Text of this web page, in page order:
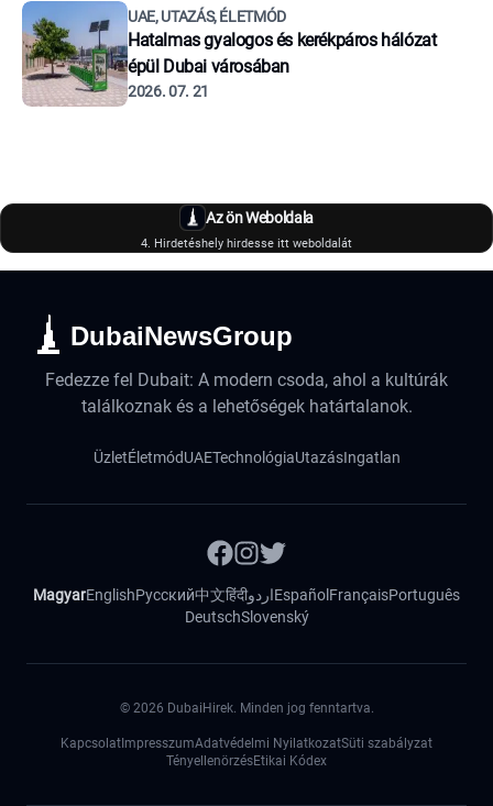
UAE, UTAZÁS, ÉLETMÓD
Hatalmas gyalogos és kerékpáros hálózat
épül Dubai városában
2026. 07. 21
Az ön Weboldala
4. Hirdetéshely hirdesse itt weboldalát
DubaiNewsGroup
Fedezze fel Dubait: A modern csoda, ahol a kultúrák
találkoznak és a lehetőségek határtalanok.
ÜzletÉletmódUAETechnológiaUtazásIngatlan
MagyarEnglishРусский中文हिंदीاردوEspañol FrançaisPortuguês
DeutschSlovenský
© 2026 DubaiHirek. Minden jog fenntartva.
Kapcsolat ImpresszumAdatvédelmi NyilatkozatSüti szabályzat
TényellenörzésEtikai Kódex